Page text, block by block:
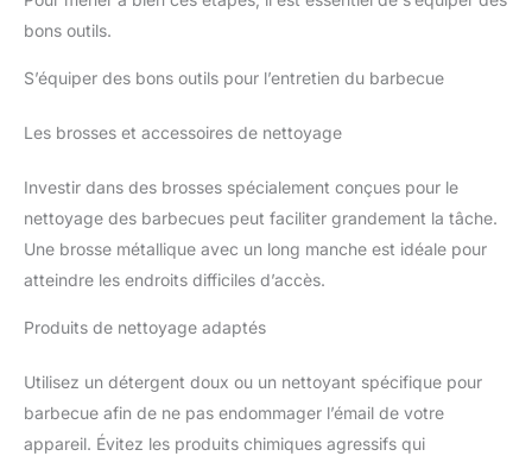
bons outils.
S’équiper des bons outils pour l’entretien du barbecue
Les brosses et accessoires de nettoyage
Investir dans des brosses spécialement conçues pour le
nettoyage des barbecues peut faciliter grandement la tâche.
Une brosse métallique avec un long manche est idéale pour
atteindre les endroits difficiles d’accès.
Produits de nettoyage adaptés
Utilisez un détergent doux ou un nettoyant spécifique pour
barbecue afin de ne pas endommager l’émail de votre
appareil. Évitez les produits chimiques agressifs qui